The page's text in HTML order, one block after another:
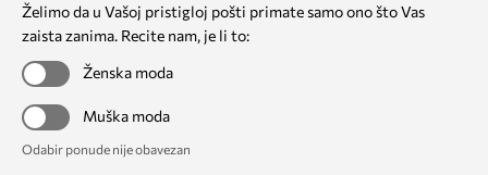
Želimo da u Vašoj pristigloj pošti primate samo ono što Vas
zaista zanima. Recite nam, je li to:
Ženska moda
Muška moda
Odabir ponude nije obavezan